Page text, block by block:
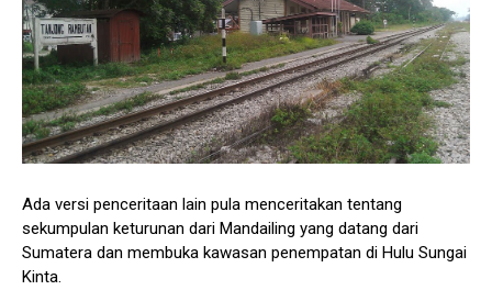
Ada versi penceritaan lain pula menceritakan tentang
sekumpulan keturunan dari Mandailing yang datang dari
Sumatera dan membuka kawasan penempatan di Hulu Sungai
Kinta.